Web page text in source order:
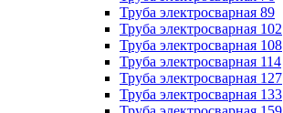
Труба электросварная 89
Труба электросварная 102
Труба электросварная 108
Труба электросварная 114
Труба электросварная 127
Труба электросварная 133